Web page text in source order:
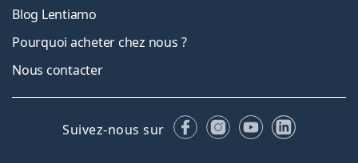
Blog Lentiamo
Pourquoi acheter chez nous ?
Nous contacter
Suivez-nous sur FacebookInstagram
YouTubeLinkedIn